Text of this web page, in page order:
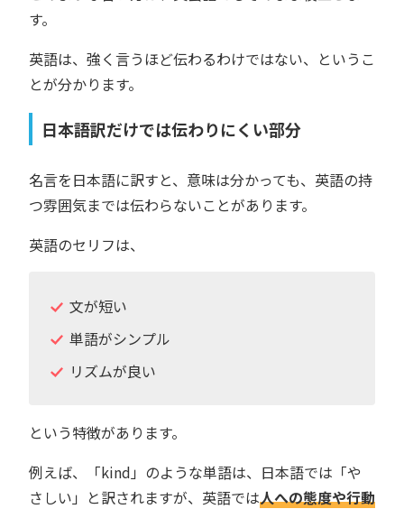
す。
英語は、強く言うほど伝わるわけではない、というこ
とが分かります。
日本語訳だけでは伝わりにくい部分
名言を日本語に訳すと、意味は分かっても、英語の持
つ雰囲気までは伝わらないことがあります。
英語のセリフは、
文が短い
単語がシンプル
リズムが良い
という特徴があります。
例えば、「kind」のような単語は、日本語では「や
さしい」と訳されますが、英語では人への態度や行動